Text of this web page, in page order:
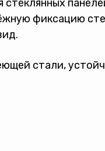
фиксацию
стали,